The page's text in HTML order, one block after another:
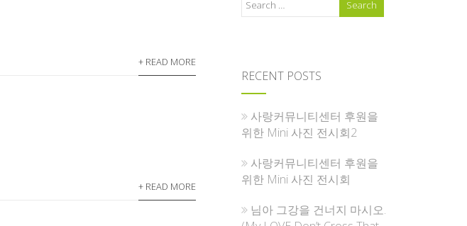
+ READ MORE
+ READ MORE
RECENT POSTS
사랑커뮤니티센터 후원을
위한 Mini 사진 전시회2
사랑커뮤니티센터 후원을
위한 Mini 사진 전시회
님아 그강을 건너지 마시오.